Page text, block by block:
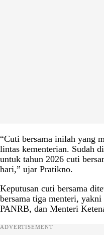
“Cuti bersama inilah yang
lintas kementerian. Sudah
untuk tahun 2026 cuti
hari,” ujar Pratikno.
Keputusan cuti bersama
bersama tiga menteri,
PANRB, dan Menteri
ADVERTISEMENT